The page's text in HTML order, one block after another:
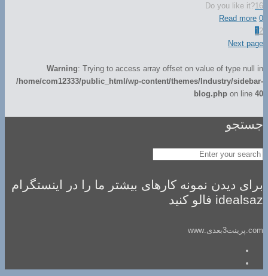
Do you like it?16
0
Read more
1 2
Next page
Warning: Trying to access array offset on value of type null in
/home/com12333/public_html/wp-content/themes/Industry/sidebar-
blog.php on line 40
جستجو
برای دیدن نمونه کارهای بیشتر ما را در اینستگرام
idealsaz فالو کنید
com.پرینت3بعدی.www